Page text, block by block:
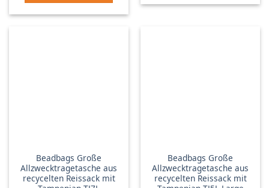
Beadbags Große
Allzwecktragetasche aus
recycelten Reissack mit
Beadbags Große
Allzwecktragetasche aus
recycelten Reissack mit